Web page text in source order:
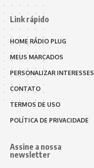
Link rápido
HOME RÁDIO PLUG
MEUS MARCADOS
PERSONALIZAR INTERESSES
CONTATO
TERMOS DE USO
POLÍTICA DE PRIVACIDADE
Assine a nossa
newsletter